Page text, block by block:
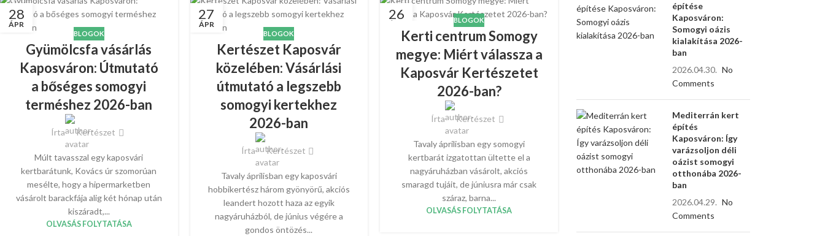
28
ÁPR
BLOGOK
Gyümölcsfa vásárlás
Kaposváron: Útmutató
a bőséges somogyi
terméshez 2026-ban
Írta Kertészet
Múlt tavasszal egy kaposvári
kertbarátunk, Kovács úr szomorúan
mesélte, hogy a hipermarketben
vásárolt barackfája alig két hónap után
kiszáradt,...
OLVASÁS FOLYTATÁSA
27
ÁPR
BLOGOK
Kertészet Kaposvár
közelében: Vásárlási
útmutató a legszebb
somogyi kertekhez
2026-ban
Írta Kertészet
Tavaly áprilisban egy kaposvári
hobbikertész három gyönyörű, akciós
leandert hozott haza az egyik
nagyáruházból, de június végére a
gondos öntözés...
26 BLOGOK
Kerti centrum Somogy
megye: Miért válassza a
Kaposvár Kertészetet
2026-ban?
Írta Kertészet
Tavaly áprilisban egy somogyi
kertbarát izgatottan ültette el a
nagyáruházban vásárolt, akciós
smaragd tujáit, de júniusra már csak
száraz, barna...
OLVASÁS FOLYTATÁSA
építése
Kaposváron:
Somogyi oázis
kialakítása 2026-
ban
2026.04.30. No
Comments
Mediterrán kert
építés
Kaposváron: Így
varázsoljon déli
oázist somogyi
otthonába 2026-
ban
2026.04.29. No
Comments